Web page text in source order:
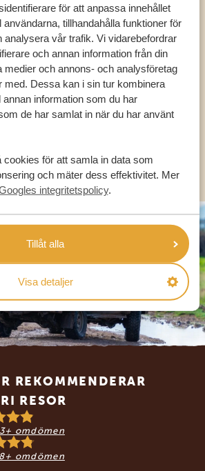
för att anpassa innehållet
tillhandahålla funktioner för
analysera vår trafik. Vi vidarebefordrar
och annan information från din
medier och annons- och analysföretag
med. Dessa kan i sin tur kombinera
information som du har
de har samlat in när du har använt
för att samla in data som
och mäter dess effektivitet. Mer
integritetspolicy.
Tillåt alla
Visa detaljer
våra experter
FINNS HÄR FÖR ATT
HJÄLPA DIG
SV:+31 174 788 101
OLIKA LÄNDER
REKOMMENDERAR
RESOR
omdömen
omdömen